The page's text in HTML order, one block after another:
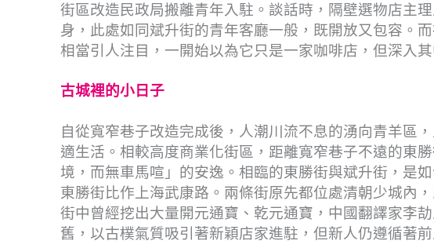
街區改造民政局搬離青年入駐。談話時，隔壁選物店主
身，此處如同斌升街的青年客廳一般，既開放又包容。
相當引人注目，一開始以為它只是一家咖啡店，但深入
古城裡的小日子
自從寬窄巷子改造完成後，人潮川流不息的湧向青羊區
適生活。相較高度商業化街區，距離寬窄巷子不遠的東
境，而無車馬喧」的安逸。相臨的東勝街與斌升街，是
東勝街比作上海武康路。兩條街原先都位處清朝少城內
街中曾經挖出大量開元通寶、乾元通寶，中國翻譯家李
舊，以古樸氣質吸引著新穎店家進駐，但新人仍遵循著